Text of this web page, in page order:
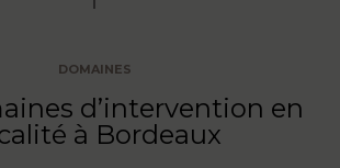
DOMAINES
d’intervention en
à Bordeaux